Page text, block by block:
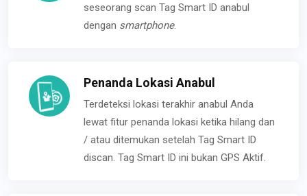
seseorang scan Tag Smart ID anabul
dengan smartphone.
Penanda Lokasi Anabul
Terdeteksi lokasi terakhir anabul Anda
lewat fitur penanda lokasi ketika hilang dan
/ atau ditemukan setelah Tag Smart ID
discan. Tag Smart ID ini bukan GPS Aktif.